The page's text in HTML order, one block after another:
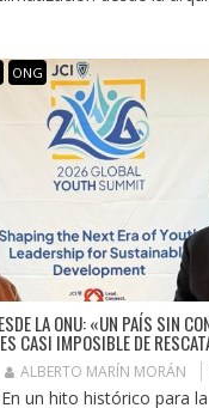
ONG
LA ONU: «UN PAÍS SIN
CASI IMPOSIBLE DE
ALBERTO MARÍN MORÁN
un hito histórico para la